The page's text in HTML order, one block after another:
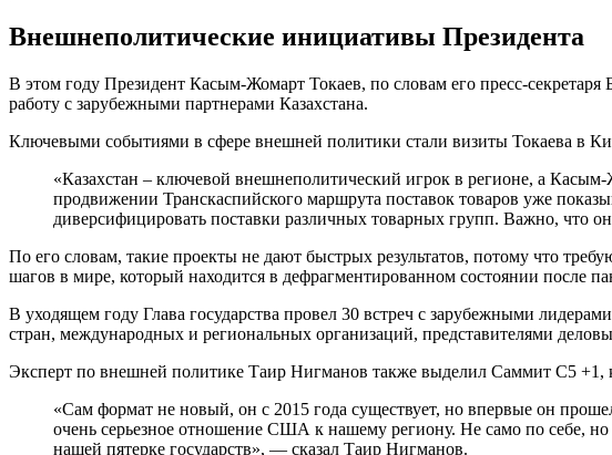
Внешнеполитические инициативы Президента
В этом году Президент Касым-Жомарт Токаев, по словам его пресс-
работу с зарубежными партнерами Казахстана.
Ключевыми событиями в сфере внешней политики стали визиты Токаева в
«Казахстан – ключевой внешнеполитический игрок в регионе, а
продвижении Транскаспийского маршрута поставок товаров уже
диверсифицировать поставки различных товарных групп. Важно, что
По его словам, такие проекты не дают быстрых результатов, потому что
шагов в мире, который находится в дефрагментированном состоянии после
В уходящем году Глава государства провел 30 встреч с зарубежными
стран, международных и региональных организаций, представителями
Эксперт по внешней политике Таир Нигманов также выделил Саммит C5
«Сам формат не новый, он с 2015 года существует, но впервые он
очень серьезное отношение США к нашему региону. Не само по себе,
нашей пятерке государств», — сказал Таир Нигманов.